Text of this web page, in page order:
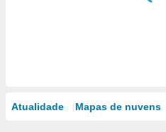
Atualidade Mapas de nuvens